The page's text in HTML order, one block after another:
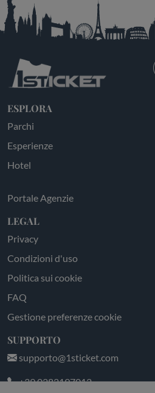
ESPLORA
Parchi
Esperienze
Hotel
Portale Agenzie
LEGAL
Privacy
Condizioni d'uso
Politica sui cookie
FAQ
Gestione preferenze cookie
SUPPORTO
supporto@1sticket.com
+39 0282197012